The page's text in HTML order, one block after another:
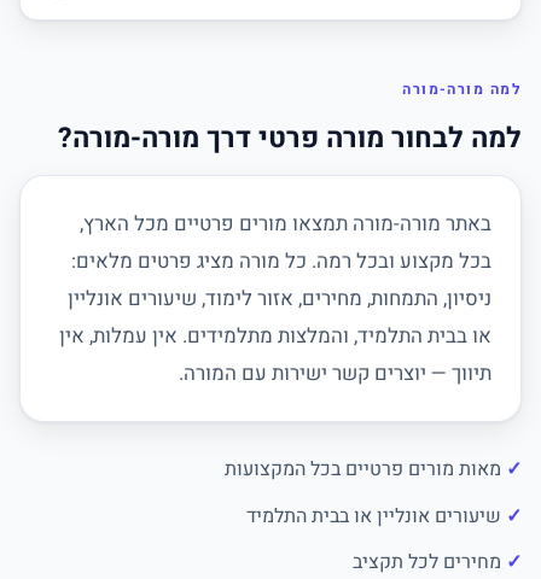
למה מורה-מורה
למה לבחור מורה פרטי דרך מורה-מורה?
באתר מורה-מורה תמצאו מורים פרטיים מכל הארץ,
בכל מקצוע ובכל רמה. כל מורה מציג פרטים מלאים:
ניסיון, התמחות, מחירים, אזור לימוד, שיעורים אונליין
או בבית התלמיד, והמלצות מתלמידים. אין עמלות, אין
תיווך — יוצרים קשר ישירות עם המורה.
מאות מורים פרטיים בכל המקצועות
שיעורים אונליין או בבית התלמיד
מחירים לכל תקציב